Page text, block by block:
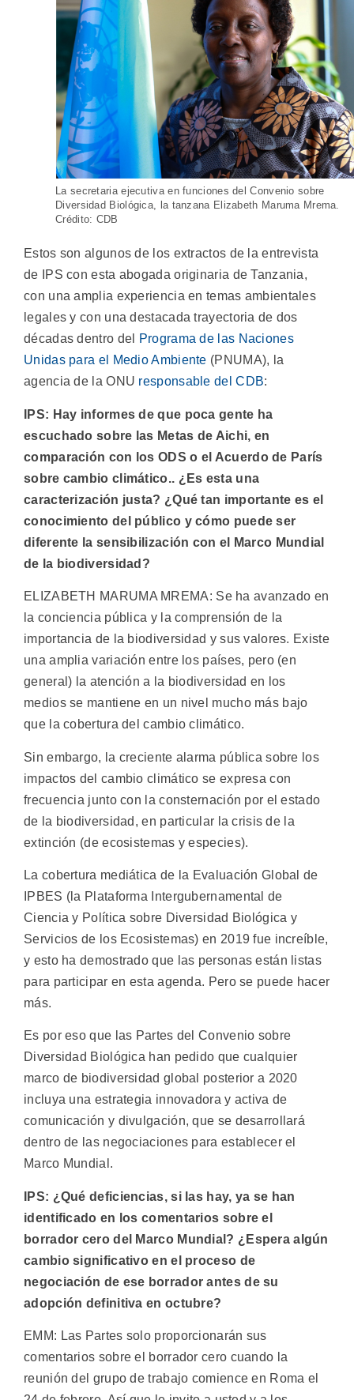
La secretaria ejecutiva en funciones del Convenio sobre
Diversidad Biológica, la tanzana Elizabeth Maruma Mrema.
Crédito: CDB
Estos son algunos de los extractos de la entrevista
de IPS con esta abogada originaria de Tanzania,
con una amplia experiencia en temas ambientales
legales y con una destacada trayectoria de dos
décadas dentro del
Programa de las Naciones
Unidas para el Medio Ambiente (PNUMA), la
agencia de la ONU responsable del CDB:
IPS: Hay informes de que poca gente ha
escuchado sobre las Metas de Aichi, en
comparación con los ODS o el Acuerdo de París
sobre cambio climático.. ¿Es esta una
caracterización justa? ¿Qué tan importante es el
conocimiento del público y cómo puede ser
diferente la sensibilización con el Marco Mundial
de la biodiversidad?
ELIZABETH MARUMA MREMA: Se ha avanzado en
la conciencia pública y la comprensión de la
importancia de la biodiversidad y sus valores. Existe
una amplia variación entre los países, pero (en
general) la atención a la biodiversidad en los
medios se mantiene en un nivel mucho más bajo
que la cobertura del cambio climático.
Sin embargo, la creciente alarma pública sobre los
impactos del cambio climático se expresa con
frecuencia junto con la consternación por el estado
de la biodiversidad, en particular la crisis de la
extinción (de ecosistemas y especies).
La cobertura mediática de la Evaluación Global de
IPBES (la Plataforma Intergubernamental de
Ciencia y Política sobre Diversidad Biológica y
Servicios de los Ecosistemas) en 2019 fue increíble,
y esto ha demostrado que las personas están listas
para participar en esta agenda. Pero se puede hacer
más.
Es por eso que las Partes del Convenio sobre
Diversidad Biológica han pedido que cualquier
marco de biodiversidad global posterior a 2020
incluya una estrategia innovadora y activa de
comunicación y divulgación, que se desarrollará
dentro de las negociaciones para establecer el
Marco Mundial.
IPS: ¿Qué deficiencias, si las hay, ya se han
identificado en los comentarios sobre el
borrador cero del Marco Mundial? ¿Espera algún
cambio significativo en el proceso de
negociación de ese borrador antes de su
adopción definitiva en octubre?
EMM: Las Partes solo proporcionarán sus
comentarios sobre el borrador cero cuando la
reunión del grupo de trabajo comience en Roma el